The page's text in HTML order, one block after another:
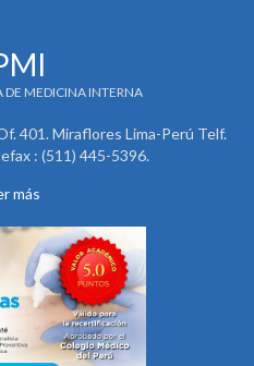
DE MEDICINA INTERNA
401. Miraflores Lima-Perú Telf.
: (511) 445-5396.
más